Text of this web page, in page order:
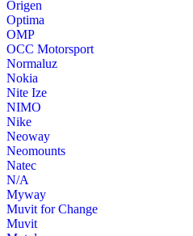
Origen
Optima
OMP
OCC Motorsport
Normaluz
Nokia
Nite Ize
NIMO
Nike
Neoway
Neomounts
Natec
N/A
Myway
Muvit for Change
Muvit